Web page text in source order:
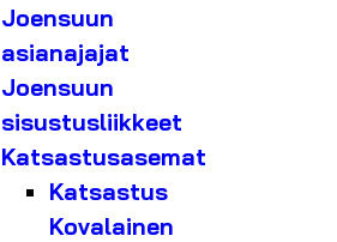
Joensuun
asianajajat
Joensuun
sisustusliikkeet
Katsastusasemat
Katsastus
Kovalainen